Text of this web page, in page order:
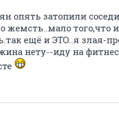
опять затопили
жемсть..мало того,что и
ещё и ЭТО..я злая-
нету--иду на